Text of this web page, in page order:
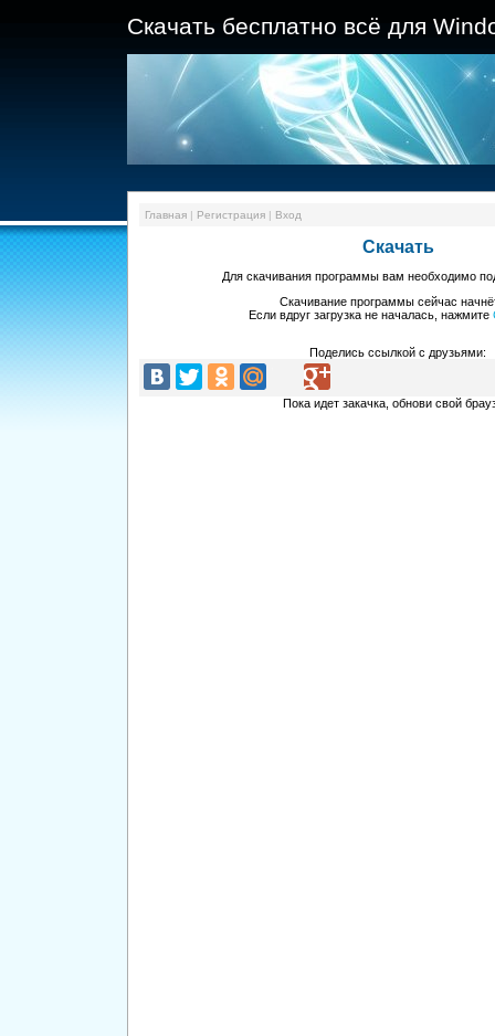
Скачать бесплатно всё для
Главная| Регистрация| Вход
Скачать
Для скачивания программы вам необходимо
Скачивание программы сейчас
Если вдруг загрузка не началась, нажмите
Поделись ссылкой с друзьями:
Пока идет закачка, обнови свой